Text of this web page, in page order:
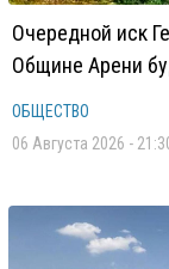
Очередной иск
Общине Арени
ОБЩЕСТВО
06 Августа 2026 -